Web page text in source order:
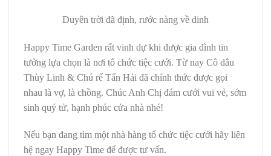
Duyên trời đã định, rước nàng về dinh
Happy Time Garden rất vinh dự khi được gia đình tin
tưởng lựa chọn là nơi tổ chức tiệc cưới. Từ nay Cô dâu
Thùy Linh & Chú rể Tấn Hải đã chính thức được gọi
nhau là vợ, là chồng. Chúc Anh Chị đám cưới vui vẻ, sớm
sinh quý tử, hạnh phúc cửa nhà nhé!
Nếu bạn đang tìm một nhà hàng tổ chức tiệc cưới hãy liên
hệ ngay Happy Time để được tư vấn.